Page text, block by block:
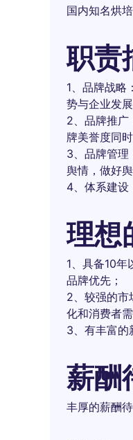
国内知名烘
职责
1、品牌战略
势与企业发
2、品牌推广
牌美誉度同
3、品牌管理
舆情，做好
4、体系建设
理想
1、具备10
品牌优先；
2、较强的市
化和消费者
3、有丰富的
薪酬
丰厚的薪酬